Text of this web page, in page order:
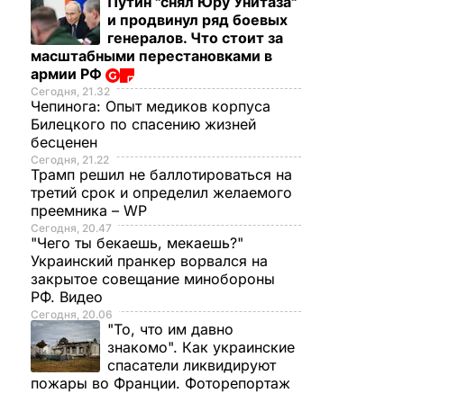
и продвинул ряд боевых
генералов. Что стоит за
масштабными перестановками в
армии РФ
Сегодня, 21.32
Чепинога: Опыт медиков корпуса
Билецкого по спасению жизней
бесценен
Сегодня, 21.22
Трамп решил не баллотироваться на
третий срок и определил желаемого
преемника – WP
Сегодня, 20.47
"Чего ты бекаешь, мекаешь?"
Украинский пранкер ворвался на
закрытое совещание минобороны
РФ. Видео
Сегодня, 20.06
"То, что им давно
знакомо". Как украинские
спасатели ликвидируют
пожары во Франции. Фоторепортаж